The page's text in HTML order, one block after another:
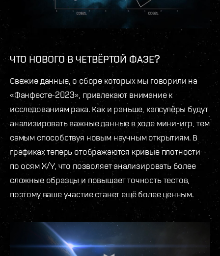
ЧТО НОВОГО В ЧЕТВЁРТОЙ ФАЗЕ?
Свежие данные, о сборе которых мы говорили на
«Фанфесте-2023», привлекают внимание к
исследованиям рака. Как и раньше, капсулёры будут
анализировать важные данные в ходе мини-игр, тем
самым способствуя новым научным открытиям. В
графиках теперь отображаются кривые плотности
по осям X/Y, что позволяет анализировать более
сложные образцы и повышает точность тестов,
поэтому ваше участие станет ещё более ценным.